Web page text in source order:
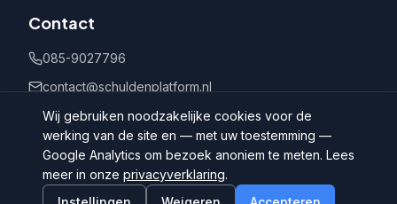
Contact
085-9027796
contact@schuldenplatform.nl
Postbus 802, 7400 AV Deventer
Wij gebruiken noodzakelijke cookies voor de
werking van de site en — met uw toestemming —
Google Analytics om bezoek anoniem te meten. Lees
meer in onze privacyverklaring.